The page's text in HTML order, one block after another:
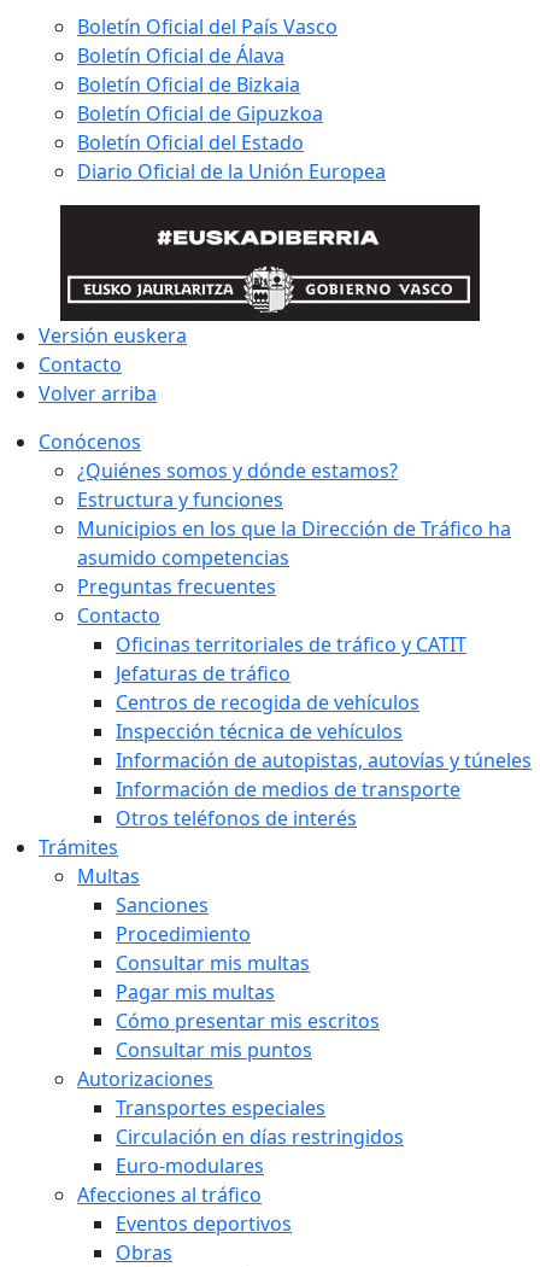
Boletín Oficial del País Vasco
Boletín Oficial de Álava
Boletín Oficial de Bizkaia
Boletín Oficial de Gipuzkoa
Boletín Oficial del Estado
Diario Oficial de la Unión Europea
Versión euskera
Contacto
Volver arriba
Conócenos
¿Quiénes somos y dónde estamos?
Estructura y funciones
Municipios en los que la Dirección de Tráfico ha
asumido competencias
Preguntas frecuentes
Contacto
Oficinas territoriales de tráfico y CATIT
Jefaturas de tráfico
Centros de recogida de vehículos
Inspección técnica de vehículos
Información de autopistas, autovías y túneles
Información de medios de transporte
Otros teléfonos de interés
Trámites
Multas
Sanciones
Procedimiento
Consultar mis multas
Pagar mis multas
Cómo presentar mis escritos
Consultar mis puntos
Autorizaciones
Transportes especiales
Circulación en días restringidos
Euro-modulares
Afecciones al tráfico
Eventos deportivos
Obras